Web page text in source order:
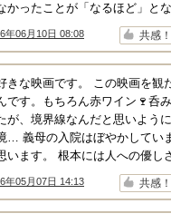
かったことが「なるほど」と
年06月10日 08:08
↑ 共感！
↓
きな映画です。 この映画を観
です。もちろん赤ワイン🍷呑
が、境界線なんだと思いよう
… 義母の入院はぼやかしてい
います。 根本には人への優し
年05月07日 14:13
↑ 共感！
↓